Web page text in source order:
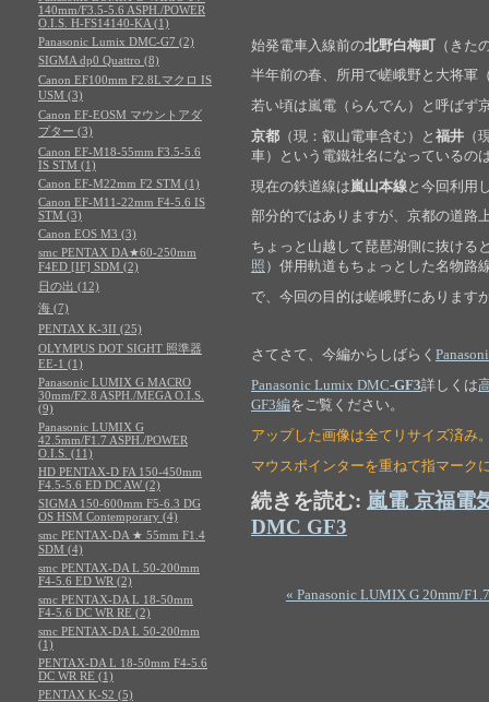
始発電車入線前の北野白梅町 （きた
半年前の春、所用で嵯峨野と大将軍
若い頃は嵐電（らんでん）と呼ばず
京都 （現：叡山電車含む）と 福井 （
車）という電鐵社名になっているの
現在の鉄道線は嵐山本線と今回利用
部分的ではありますが、京都の道路
ちょっと山越して琵琶湖側に抜ける
照 ）併用軌道もちょっとした名物路
で、今回の目的は嵯峨野にあります
さてさて、今編からしばらく
Panasonic Lumix DMC-GF3詳しくは
GF3編をご覧ください。
アップした画像は全てリサイズ済み
マウスポインターを重ねて指マーク
続きを読む: 嵐電 京福電
DMC GF3
« Panasonic LUMIX G 20mm/
140mm/F3.5-5.6 ASPH./POWER
O.I.S. H-FS14140-KA (1)
Panasonic Lumix DMC-G7 (2)
SIGMA dp0 Quattro (8)
Canon EF100mm F2.8Lマクロ IS
USM (3)
Canon EF-EOSM マウントアダ
プター (3)
Canon EF-M18-55mm F3.5-5.6
IS STM (1)
Canon EF-M22mm F2 STM (1)
Canon EF-M11-22mm F4-5.6 IS
STM (3)
Canon EOS M3 (3)
smc PENTAX DA★60-250mm
F4ED [IF] SDM (2)
日の出 (12)
海 (7)
PENTAX K-3II (25)
OLYMPUS DOT SIGHT 照準器
EE-1 (1)
Panasonic LUMIX G MACRO
30mm/F2.8 ASPH./MEGA O.I.S.
(9)
Panasonic LUMIX G
42.5mm/F1.7 ASPH./POWER
O.I.S. (11)
HD PENTAX-D FA 150-450mm
F4.5-5.6 ED DC AW (2)
SIGMA 150-600mm F5-6.3 DG
OS HSM Contemporary (4)
smc PENTAX-DA ★ 55mm F1.4
SDM (4)
smc PENTAX-DA L 50-200mm
F4-5.6 ED WR (2)
smc PENTAX-DA L 18-50mm
F4-5.6 DC WR RE (2)
smc PENTAX-DA L 50-200mm
(1)
PENTAX-DA L 18-50mm F4-5.6
DC WR RE (1)
PENTAX K-S2 (5)